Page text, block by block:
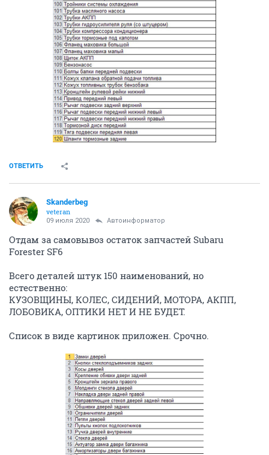
ОТВЕТИТЬ
Skanderbeg
veteran
09 июля 2020 Автоинформатор
Отдам за самовывоз остаток запчастей Subaru
Forester SF6
Всего деталей штук 150 наименований, но
естественно:
КУЗОВЩИНЫ, КОЛЕС, СИДЕНИЙ, МОТОРА, АКПП,
ЛОБОВИКА, ОПТИКИ НЕТ И НЕ БУДЕТ.
Список в виде картинок приложен. Срочно.